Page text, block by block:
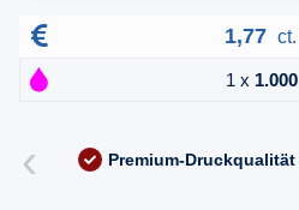
1,77
1 x 1.000
‹ Premium-Druckqualität